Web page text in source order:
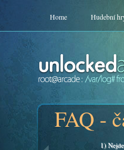
Home Hudební
FAQ -
1)